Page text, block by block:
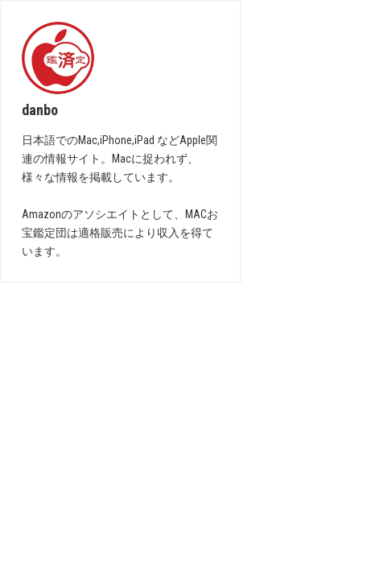
danbo
日本語でのMac,iPhone,iPad などApple関
連の情報サイト。Macに捉われず、
様々な情報を掲載しています。
Amazonのアソシエイトとして、MACお
宝鑑定団は適格販売により収入を得て
います。